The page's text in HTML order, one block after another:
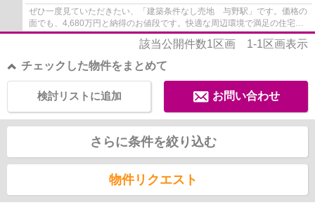
ぜひ一度見ていただきたい、「建築条件なし売地 与野駅」です。価格の
面でも、4,680万円と納得のお値段です。快適な周辺環境で満足の住宅用
地はこちらです。コチラの土地は売地となっ...
該当公開件数1区画 1-1区画表示
チェックした物件をまとめて
お問い合わせ
検討リストに追加
さらに条件を絞り込む
物件リクエスト